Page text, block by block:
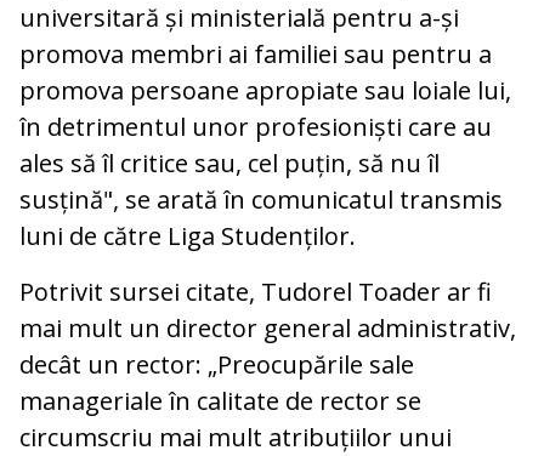
universitară și ministerială pentru a-și
promova membri ai familiei sau pentru a
promova persoane apropiate sau loiale lui,
în detrimentul unor profesioniști care au
ales să îl critice sau, cel puțin, să nu îl
susțină", se arată în comunicatul transmis
luni de către Liga Studenților.
Potrivit sursei citate, Tudorel Toader ar fi
mai mult un director general administrativ,
decât un rector: „Preocupările sale
manageriale în calitate de rector se
circumscriu mai mult atribuțiilor unui